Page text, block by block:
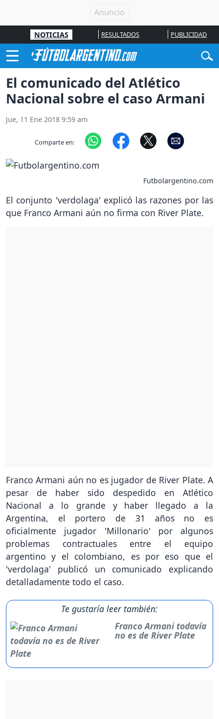
NOTICIAS RESULTADOS PUBLICIDAD
El comunicado del Atlético
Nacional sobre el caso Armani
Jue, 11 Ene 2018 9:59 am
Comparte en:
Futbolargentino.com
El conjunto 'verdolaga' explicó las razones por las
que Franco Armani aún no firma con River Plate.
Franco Armani aún no es jugador de River Plate. A
pesar de haber sido despedido en Atlético
Nacional a lo grande y haber llegado a la
Argentina, el portero de 31 años no es
oficialmente jugador 'Millonario' por algunos
problemas contractuales entre el equipo
argentino y el colombiano, es por eso que el
'verdolaga' publicó un comunicado explicando
detalladamente todo el caso.
Te gustaría leer también:
Franco Armani todavía
no es de River Plate